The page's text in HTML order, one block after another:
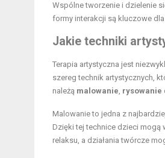
Wspólne tworzenie i dzielenie
formy interakcji są kluczowe
Jakie techniki
Terapia artystyczna jest
szereg technik artystycznych,
należą malowanie, rysowanie
Malowanie to jedna z
Dzięki tej technice dzieci mogą
relaksu, a działania twórcze